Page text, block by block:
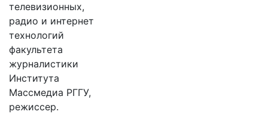
телевизионных,
радио и интернет
технологий
факультета
журналистики
Института
Массмедиа РГГУ,
режиссер.